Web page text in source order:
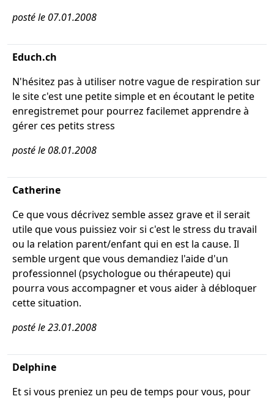
posté le 07.01.2008
Educh.ch
N'hésitez pas à utiliser notre vague de respiration sur
le site c'est une petite simple et en écoutant le petite
enregistremet pour pourrez facilemet apprendre à
gérer ces petits stress
posté le 08.01.2008
Catherine
Ce que vous décrivez semble assez grave et il serait
utile que vous puissiez voir si c'est le stress du travail
ou la relation parent/enfant qui en est la cause. Il
semble urgent que vous demandiez l'aide d'un
professionnel (psychologue ou thérapeute) qui
pourra vous accompagner et vous aider à débloquer
cette situation.
posté le 23.01.2008
Delphine
Et si vous preniez un peu de temps pour vous, pour